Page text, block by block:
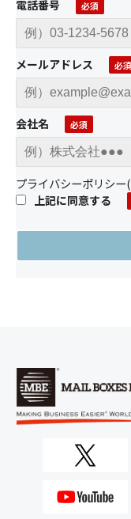
電話番号
メールアドレス
会社名
プライバシーポリシー(
上記に同意する